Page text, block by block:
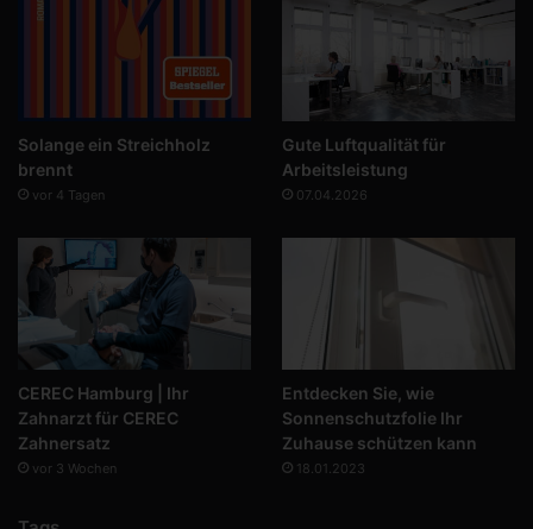
Solange ein Streichholz
brennt
vor 4 Tagen
Gute Luftqualität für
Arbeitsleistung
07.04.2026
CEREC Hamburg | Ihr
Zahnarzt für CEREC
Zahnersatz
vor 3 Wochen
Entdecken Sie, wie
Sonnenschutzfolie Ihr
Zuhause schützen kann
18.01.2023